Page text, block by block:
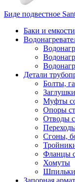
Биде подвестное
Баки и емкости
Детали
Болты,
Муфты
Опоры
Отводы
Сгоны,
Фланцы
Хомуты
Шпильки
Запорная